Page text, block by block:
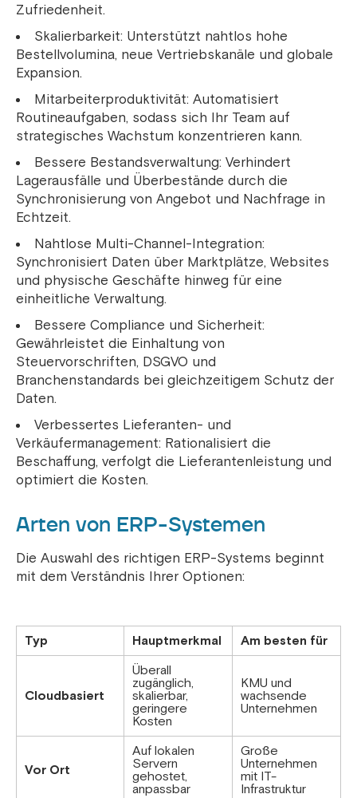
Zufriedenheit.
Skalierbarkeit: Unterstützt nahtlos hohe
Bestellvolumina, neue Vertriebskanäle und globale
Expansion.
Mitarbeiterproduktivität: Automatisiert
Routineaufgaben, sodass sich Ihr Team auf
strategisches Wachstum konzentrieren kann.
Bessere Bestandsverwaltung: Verhindert
Lagerausfälle und Überbestände durch die
Synchronisierung von Angebot und Nachfrage in
Echtzeit.
Nahtlose Multi-Channel-Integration:
Synchronisiert Daten über Marktplätze, Websites
und physische Geschäfte hinweg für eine
einheitliche Verwaltung.
Bessere Compliance und Sicherheit:
Gewährleistet die Einhaltung von
Steuervorschriften, DSGVO und
Branchenstandards bei gleichzeitigem Schutz der
Daten.
Verbessertes Lieferanten- und
Verkäufermanagement: Rationalisiert die
Beschaffung, verfolgt die Lieferantenleistung und
optimiert die Kosten.
Arten von ERP-Systemen
Die Auswahl des richtigen ERP-Systems beginnt
mit dem Verständnis Ihrer Optionen:
Typ Hauptmerkmal Am besten für
Cloudbasiert
Überall
zugänglich,
skalierbar,
geringere
Kosten
KMU und
wachsende
Unternehmen
Vor Ort
Auf lokalen
Servern
gehostet,
anpassbar
Große
Unternehmen
mit IT-
Infrastruktur